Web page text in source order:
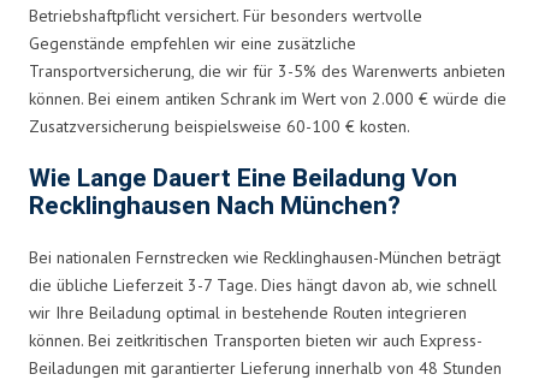
Betriebshaftpflicht versichert. Für besonders wertvolle
Gegenstände empfehlen wir eine zusätzliche
Transportversicherung, die wir für 3-5% des Warenwerts anbieten
können. Bei einem antiken Schrank im Wert von 2.000 € würde die
Zusatzversicherung beispielsweise 60-100 € kosten.
Wie Lange Dauert Eine Beiladung Von
Recklinghausen Nach München?
Bei nationalen Fernstrecken wie Recklinghausen-München beträgt
die übliche Lieferzeit 3-7 Tage. Dies hängt davon ab, wie schnell
wir Ihre Beiladung optimal in bestehende Routen integrieren
können. Bei zeitkritischen Transporten bieten wir auch Express-
Beiladungen mit garantierter Lieferung innerhalb von 48 Stunden